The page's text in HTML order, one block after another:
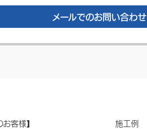
メールでのお問い合わせ
お客様】 施工例